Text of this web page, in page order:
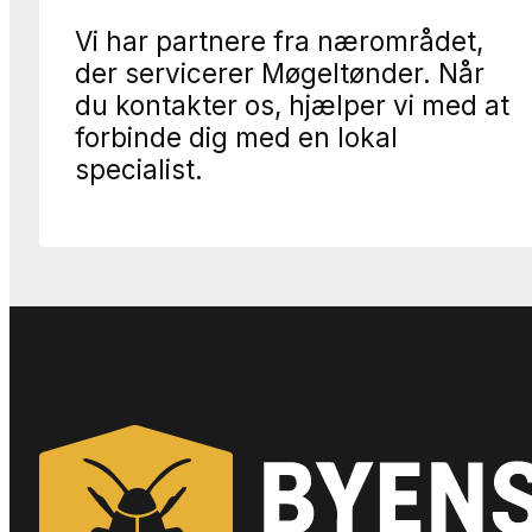
Vi har partnere fra nærområdet,
der servicerer Møgeltønder. Når
du kontakter os, hjælper vi med at
forbinde dig med en lokal
specialist.